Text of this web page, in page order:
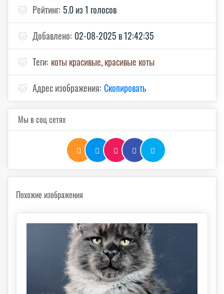
🐱 Рейтинг: 5.0 из 1 голосов
🐱 Добавлено: 02-08-2025 в 12:42:35
🐱 Теги: коты красивые,красивые коты
🐱 Адрес изображения: Скопировать
Мы в соц сетях
Похожие изображения